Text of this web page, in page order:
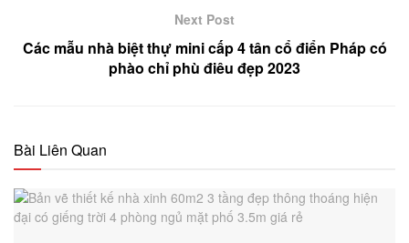
Next Post
Các mẫu nhà biệt thự mini cấp 4 tân cổ điển Pháp có
phào chỉ phù điêu đẹp 2023
Bài Liên Quan